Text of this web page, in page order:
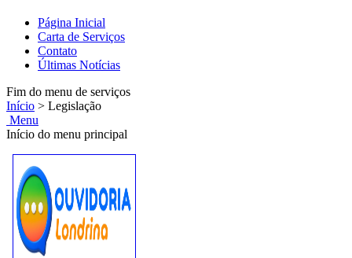
Página Inicial
Carta de Serviços
Contato
Últimas Notícias
Fim do menu de serviços
Início > Legislação
Menu
Início do menu principal